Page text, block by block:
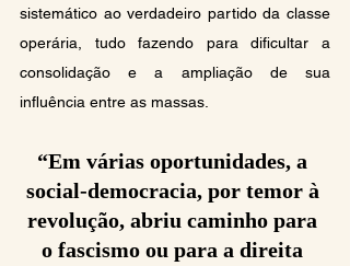
sistemático ao verdadeiro partido da classe
operária, tudo fazendo para dificultar a
consolidação e a ampliação de sua
influência entre as massas.
“Em várias oportunidades, a
social-democracia, por temor à
revolução, abriu caminho para
o fascismo ou para a direita